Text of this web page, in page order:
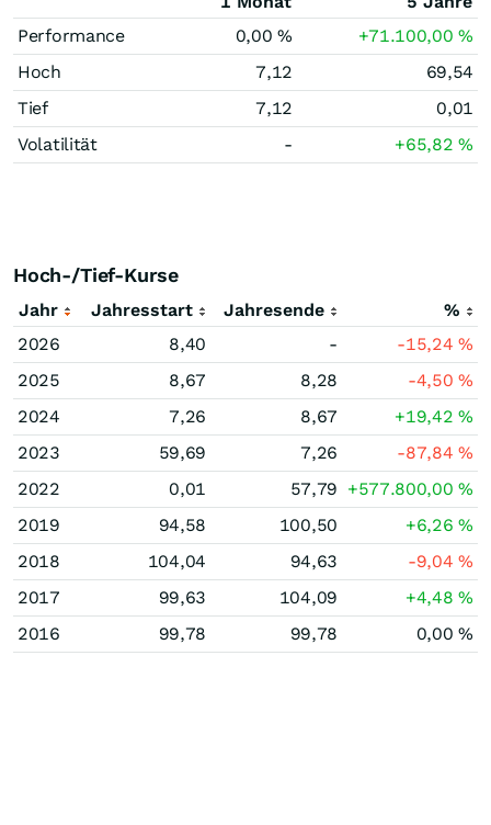
Performance
0,00% +71.100,00%
Hoch
7,12
69,54
Tief
7,12
0,01
Volatilität
- +65,82%
Hoch-/Tief-Kurse
Jahr Jahresstart Jahresende
%
2026
8,40 - -15,24%
2025
8,67 8,28 -4,50%
2024
7,26 8,67 +19,42%
2023
59,69 7,26 -87,84%
2022
0,01 57,79 +577.800,00%
2019
94,58 100,50 +6,26%
2018
104,04 94,63 -9,04%
2017
99,63 104,09 +4,48%
2016
99,78 99,78 0,00%